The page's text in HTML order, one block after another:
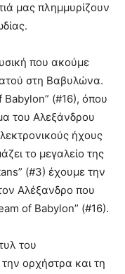
μας πλημμυρίζουν
που ακούμε
στη Βαβυλώνα.
Babylon” (#16), όπου
του Αλεξάνδρου
ήχους
το μεγαλείο της
(#3) έχουμε την
Αλέξανδρο που
of Babylon” (#16).
του
ορχήστρα και τη